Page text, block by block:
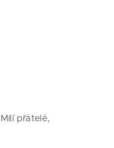
Milí přátelé,